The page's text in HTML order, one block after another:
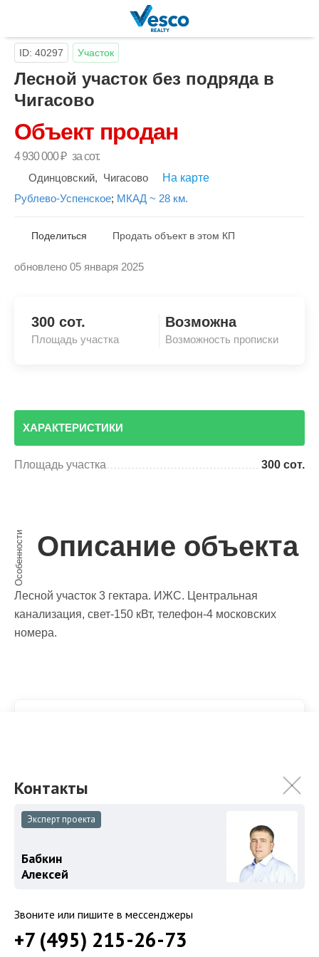
ID: 40297 Участок
Лесной участок без подряда в
Чигасово
Объект продан
4 930 000₽ за сот.
Одинцовский, Чигасово
На карте
Рублево-Успенское; МКАД ~ 28 км.
обновлено 05 января 2025
Поделиться Продать объект в этом КП
300 сот.
Площадь участка
Возможна
Возможность прописки
ХАРАКТЕРИСТИКИ
Площадь участка 300 сот.
Особенности Описание объекта
Лесной участок 3 гектара. ИЖС. Центральная
канализация, свет-150 кВт, телефон-4 московских
номера.
Записаться на просмотр
Эксперт проекта
Бабкин
Алексей
Звоните или пишите в мессенджеры
+7 (495) 215-26-73